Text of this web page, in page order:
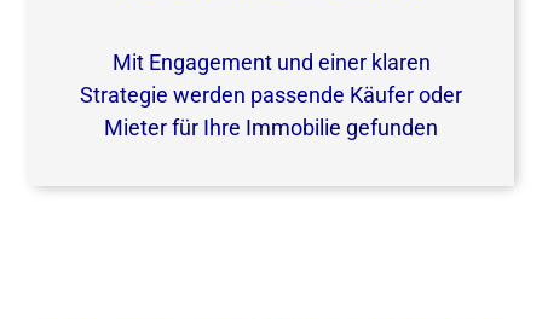
Mit Engagement und einer klaren
Strategie werden passende Käufer oder
Mieter für Ihre Immobilie gefunden